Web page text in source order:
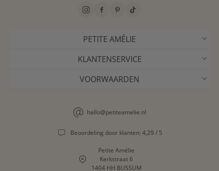
PETITE AMÉLIE
KLANTENSERVICE
VOORWAARDEN
hallo@petiteamelie.nl
Beoordeling door klanten: 4,29 / 5
Petite Amélie
Kerkstraat 6
1404 HH BUSSUM